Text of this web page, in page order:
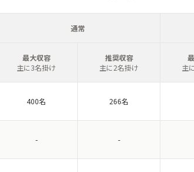
通常
最大収容
主に3名掛け
推奨収容
主に2名掛け
主
400名 266名
- -